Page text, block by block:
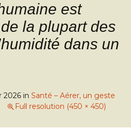
est
la plupart des
dans un
2026 in Santé – Aérer, un geste
Full resolution (450 × 450)